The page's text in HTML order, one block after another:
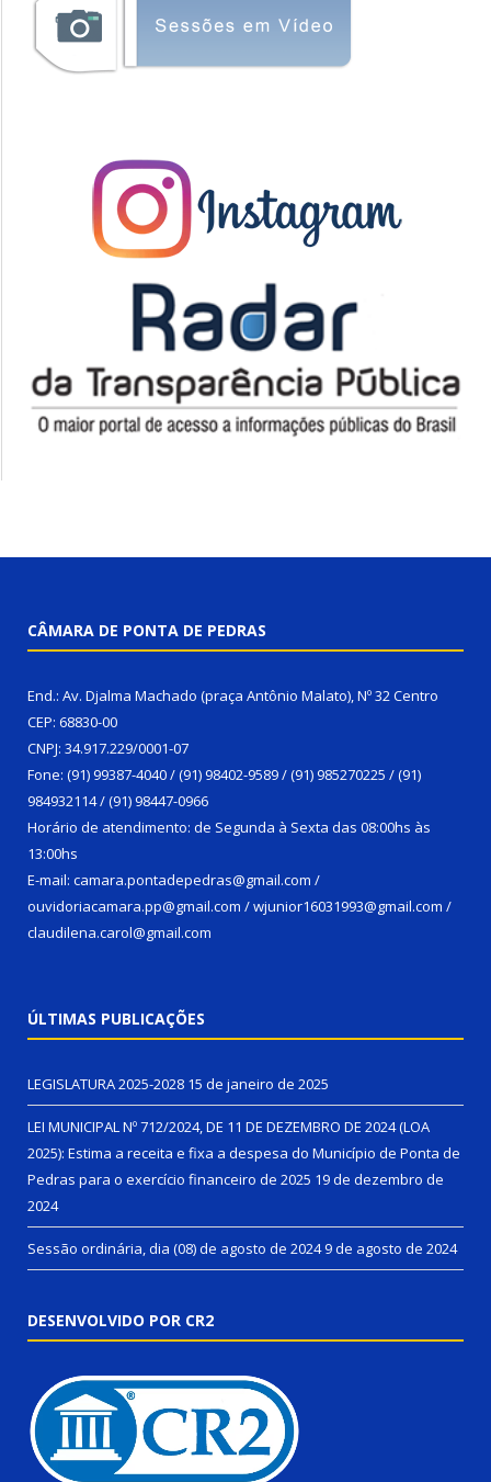
CÂMARA DE PONTA DE PEDRAS
End.: Av. Djalma Machado (praça Antônio Malato), Nº 32 Centro
CEP: 68830-00
CNPJ: 34.917.229/0001-07
Fone: (91) 99387-4040 / (91) 98402-9589 / (91) 985270225 / (91)
984932114 / (91) 98447-0966
Horário de atendimento: de Segunda à Sexta das 08:00hs às
13:00hs
E-mail: camara.pontadepedras@gmail.com /
ouvidoriacamara.pp@gmail.com / wjunior16031993@gmail.com /
claudilena.carol@gmail.com
ÚLTIMAS PUBLICAÇÕES
LEGISLATURA 2025-2028 15 de janeiro de 2025
LEI MUNICIPAL Nº 712/2024, DE 11 DE DEZEMBRO DE 2024 (LOA
2025): Estima a receita e fixa a despesa do Município de Ponta de
Pedras para o exercício financeiro de 2025 19 de dezembro de
2024
Sessão ordinária, dia (08) de agosto de 20249 de agosto de 2024
DESENVOLVIDO POR CR2